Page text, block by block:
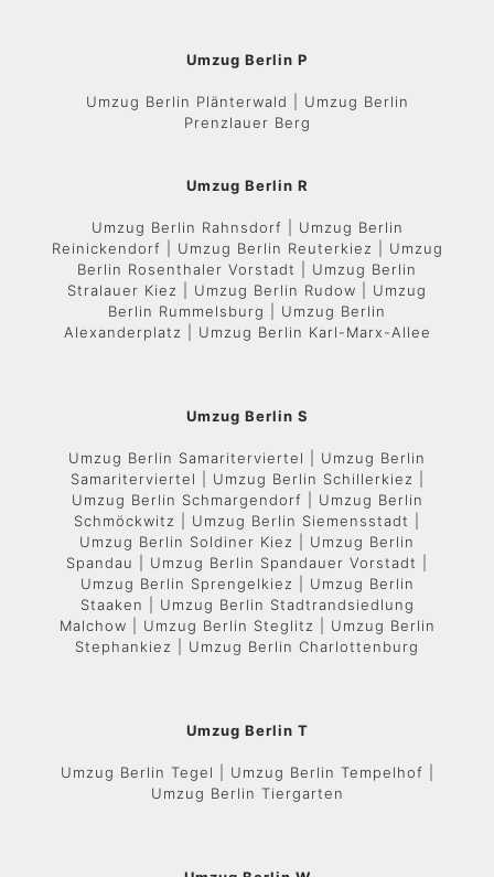
Umzug Berlin P
Umzug Berlin Plänterwald | Umzug Berlin
Prenzlauer Berg
Umzug Berlin R
Umzug Berlin Rahnsdorf | Umzug Berlin
Reinickendorf | Umzug Berlin Reuterkiez | Umzug
Berlin Rosenthaler Vorstadt | Umzug Berlin
Stralauer Kiez | Umzug Berlin Rudow | Umzug
Berlin Rummelsburg | Umzug Berlin
Alexanderplatz | Umzug Berlin Karl-Marx-Allee
Umzug Berlin S
Umzug Berlin Samariterviertel | Umzug Berlin
Samariterviertel | Umzug Berlin Schillerkiez |
Umzug Berlin Schmargendorf | Umzug Berlin
Schmöckwitz | Umzug Berlin Siemensstadt |
Umzug Berlin Soldiner Kiez | Umzug Berlin
Spandau | Umzug Berlin Spandauer Vorstadt |
Umzug Berlin Sprengelkiez | Umzug Berlin
Staaken | Umzug Berlin Stadtrandsiedlung
Malchow | Umzug Berlin Steglitz | Umzug Berlin
Stephankiez | Umzug Berlin Charlottenburg
Umzug Berlin T
Umzug Berlin Tegel | Umzug Berlin Tempelhof |
Umzug Berlin Tiergarten